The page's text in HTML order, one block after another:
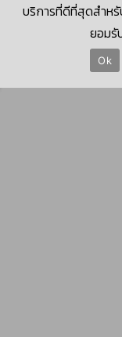
© 2026
บริการที่ดีที่สุดสำหรั
ยอมรั
Ok